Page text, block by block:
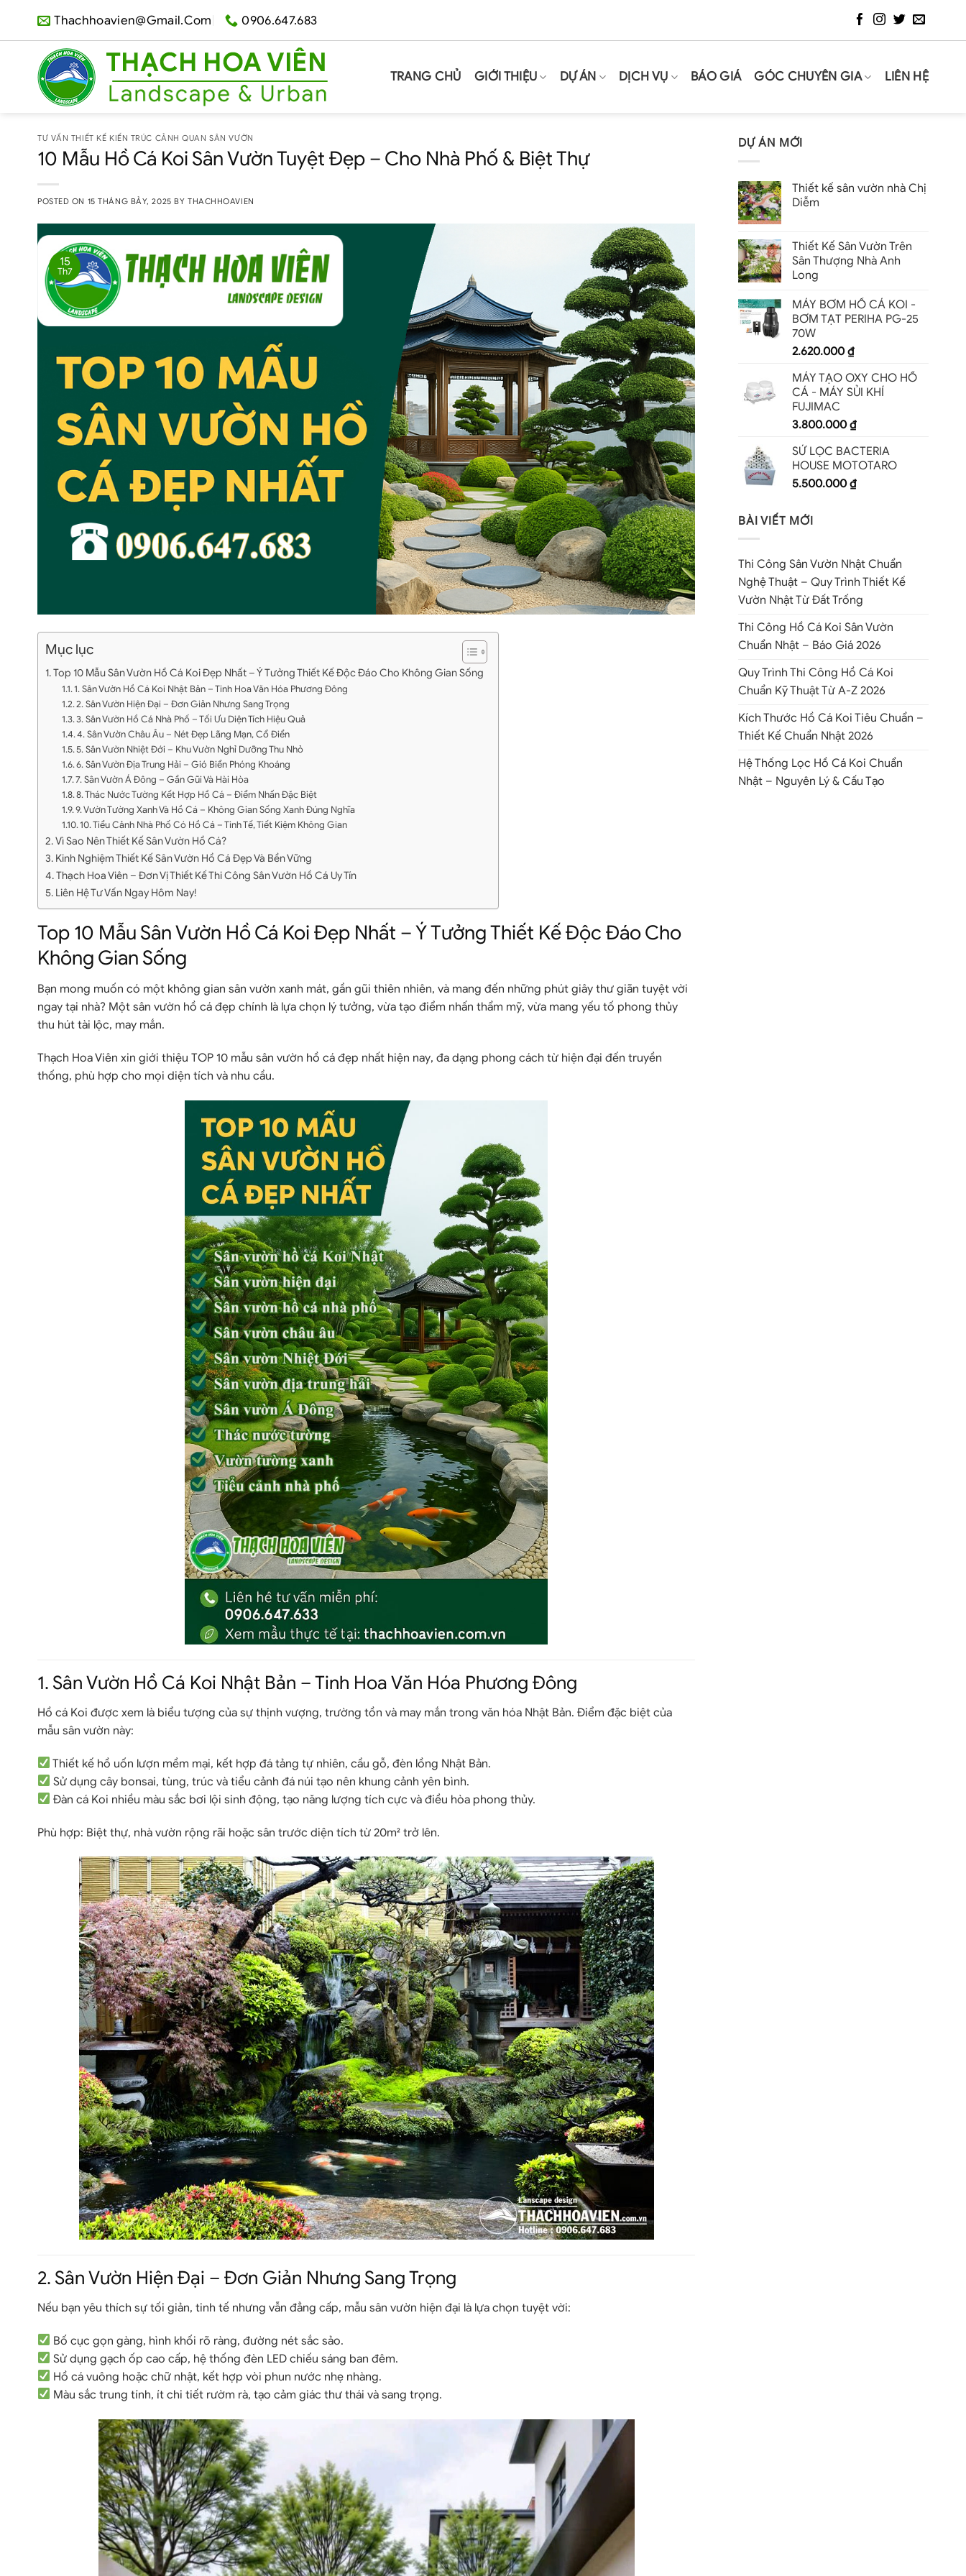
content
Thachhoavien@gmail.com 0906.647.683
TRANG CHỦ GIỚI THIỆU DỰ ÁN DỊCH VỤ BÁO GIÁ GÓC CHUYÊN GIA LIÊN HỆ
TƯ VẤN THIẾT KẾ KIẾN TRÚC CẢNH QUAN SÂN VƯỜN
10 Mẫu Hồ Cá Koi Sân Vườn Tuyệt Đẹp – Cho Nhà Phố & Biệt Thự
POSTED ON 15 THÁNG BẢY, 2025 BY THACHHOAVIEN
15
Th7
Mục lục
Top 10 Mẫu Sân Vườn Hồ Cá Koi Đẹp Nhất – Ý Tưởng Thiết Kế Độc Đáo Cho Không Gian Sống
1. Sân Vườn Hồ Cá Koi Nhật Bản – Tinh Hoa Văn Hóa Phương Đông
2. Sân Vườn Hiện Đại – Đơn Giản Nhưng Sang Trọng
3. Sân Vườn Hồ Cá Nhà Phố – Tối Ưu Diện Tích Hiệu Quả
4. Sân Vườn Châu Âu – Nét Đẹp Lãng Mạn, Cổ Điển
5. Sân Vườn Nhiệt Đới – Khu Vườn Nghỉ Dưỡng Thu Nhỏ
6. Sân Vườn Địa Trung Hải – Gió Biển Phóng Khoáng
7. Sân Vườn Á Đông – Gần Gũi Và Hài Hòa
8. Thác Nước Tường Kết Hợp Hồ Cá – Điểm Nhấn Đặc Biệt
9. Vườn Tường Xanh Và Hồ Cá – Không Gian Sống Xanh Đúng Nghĩa
10. Tiểu Cảnh Nhà Phố Có Hồ Cá – Tinh Tế, Tiết Kiệm Không Gian
Vì Sao Nên Thiết Kế Sân Vườn Hồ Cá?
Kinh Nghiệm Thiết Kế Sân Vườn Hồ Cá Đẹp Và Bền Vững
Thạch Hoa Viên – Đơn Vị Thiết Kế Thi Công Sân Vườn Hồ Cá Uy Tín
Liên Hệ Tư Vấn Ngay Hôm Nay!
Top 10 Mẫu Sân Vườn Hồ Cá Koi Đẹp Nhất – Ý Tưởng Thiết Kế Độc Đáo Cho
Không Gian Sống
Bạn mong muốn có một không gian sân vườn xanh mát, gần gũi thiên nhiên, và mang đến những phút giây thư giãn tuyệt vời
ngay tại nhà? Một sân vườn hồ cá đẹp chính là lựa chọn lý tưởng, vừa tạo điểm nhấn thẩm mỹ, vừa mang yếu tố phong thủy
thu hút tài lộc, may mắn.
Thạch Hoa Viên xin giới thiệu TOP 10 mẫu sân vườn hồ cá đẹp nhất hiện nay, đa dạng phong cách từ hiện đại đến truyền
thống, phù hợp cho mọi diện tích và nhu cầu.
1. Sân Vườn Hồ Cá Koi Nhật Bản – Tinh Hoa Văn Hóa Phương Đông
Hồ cá Koi được xem là biểu tượng của sự thịnh vượng, trường tồn và may mắn trong văn hóa Nhật Bản. Điểm đặc biệt của
mẫu sân vườn này:
Thiết kế hồ uốn lượn mềm mại, kết hợp đá tảng tự nhiên, cầu gỗ, đèn lồng Nhật Bản.
Sử dụng cây bonsai, tùng, trúc và tiểu cảnh đá núi tạo nên khung cảnh yên bình.
Đàn cá Koi nhiều màu sắc bơi lội sinh động, tạo năng lượng tích cực và điều hòa phong thủy.
Phù hợp: Biệt thự, nhà vườn rộng rãi hoặc sân trước diện tích từ 20m² trở lên.
2. Sân Vườn Hiện Đại – Đơn Giản Nhưng Sang Trọng
Nếu bạn yêu thích sự tối giản, tinh tế nhưng vẫn đẳng cấp, mẫu sân vườn hiện đại là lựa chọn tuyệt vời:
Bố cục gọn gàng, hình khối rõ ràng, đường nét sắc sảo.
Sử dụng gạch ốp cao cấp, hệ thống đèn LED chiếu sáng ban đêm.
Hồ cá vuông hoặc chữ nhật, kết hợp vòi phun nước nhẹ nhàng.
Màu sắc trung tính, ít chi tiết rườm rà, tạo cảm giác thư thái và sang trọng.
DỰ ÁN MỚI
Thiết kế sân vườn nhà Chị
Diễm
Thiết Kế Sân Vườn Trên
Sân Thượng Nhà Anh
Long
MÁY BƠM HỒ CÁ KOI -
BƠM TẠT PERIHA PG-25
70W
2.620.000₫
MÁY TẠO OXY CHO HỒ
CÁ - MÁY SỦI KHÍ
FUJIMAC
3.800.000₫
SỨ LỌC BACTERIA
HOUSE MOTOTARO
5.500.000₫
BÀI VIẾT MỚI
Thi Công Sân Vườn Nhật Chuẩn
Nghệ Thuật – Quy Trình Thiết Kế
Vườn Nhật Từ Đất Trống
Thi Công Hồ Cá Koi Sân Vườn
Chuẩn Nhật – Báo Giá 2026
Quy Trình Thi Công Hồ Cá Koi
Chuẩn Kỹ Thuật Từ A-Z 2026
Kích Thước Hồ Cá Koi Tiêu Chuẩn –
Thiết Kế Chuẩn Nhật 2026
Hệ Thống Lọc Hồ Cá Koi Chuẩn
Nhật – Nguyên Lý & Cấu Tạo